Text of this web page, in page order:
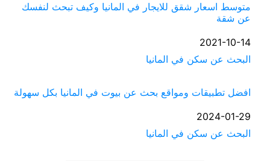
متوسط اسعار شقق للايجار في المانيا وكيف تبحث لنفسك
عن شقة
التاريخ
2021-10-14
في ما يتعلق بما يأتي
البحث عن سكن في المانيا
افضل تطبيقات ومواقع بحث عن بيوت في المانيا بكل سهولة
التاريخ
2024-01-29
في ما يتعلق بما يأتي
البحث عن سكن في المانيا